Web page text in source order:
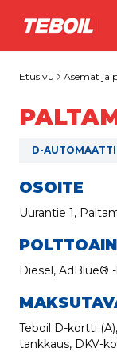
Siirry
Etusivu Asemat ja
D-AUTOMAATTI
OSOITE
Uurantie 1,
Diesel, AdBlue®
Teboil D-kortti
tankkaus, DKV-